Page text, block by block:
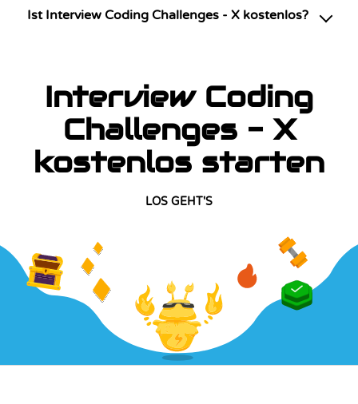
Ist Interview Coding Challenges - X kostenlos?
Interview Coding
Challenges - X
kostenlos starten
LOS GEHT'S